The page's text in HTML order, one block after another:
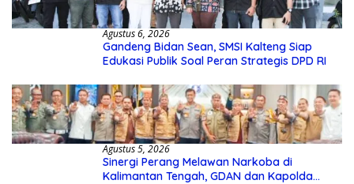
Agustus 6, 2026
Gandeng Bidan Sean, SMSI Kalteng Siap
Edukasi Publik Soal Peran Strategis DPD RI
Agustus 5, 2026
Sinergi Perang Melawan Narkoba di
Kalimantan Tengah, GDAN dan Kapolda